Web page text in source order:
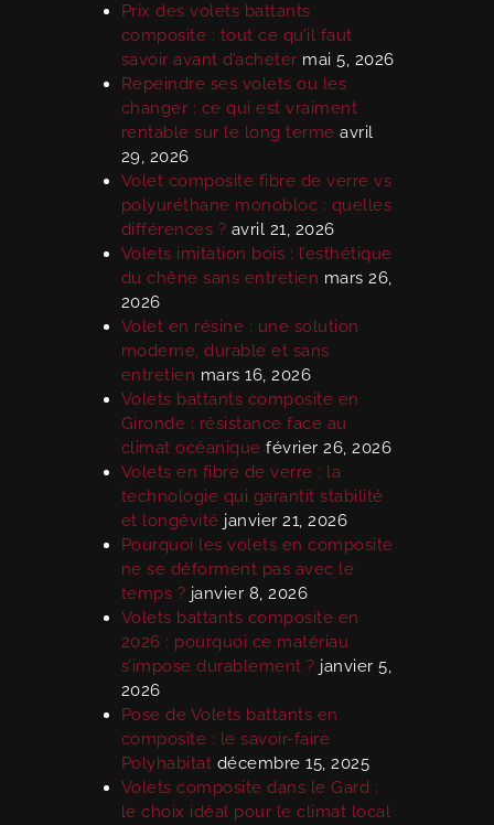
Prix des volets battants
composite : tout ce qu’il faut
savoir avant d’acheter mai 5, 2026
Repeindre ses volets ou les
changer : ce qui est vraiment
rentable sur le long terme avril
29, 2026
Volet composite fibre de verre vs
polyuréthane monobloc : quelles
différences ? avril 21, 2026
Volets imitation bois : l’esthétique
du chêne sans entretien mars 26,
2026
Volet en résine : une solution
moderne, durable et sans
entretien mars 16, 2026
Volets battants composite en
Gironde : résistance face au
climat océanique février 26, 2026
Volets en fibre de verre : la
technologie qui garantit stabilité
et longévité janvier 21, 2026
Pourquoi les volets en composite
ne se déforment pas avec le
temps ? janvier 8, 2026
Volets battants composite en
2026 : pourquoi ce matériau
s’impose durablement ? janvier 5,
2026
Pose de Volets battants en
composite : le savoir-faire
Polyhabitat décembre 15, 2025
Volets composite dans le Gard :
le choix idéal pour le climat local